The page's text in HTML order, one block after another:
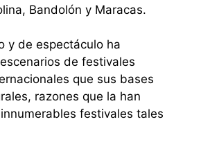
Bandolón y Maracas.
y de espectáculo ha
de festivales
que sus bases
razones que la han
festivales tales